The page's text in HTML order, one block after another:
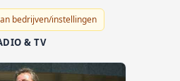
bedrijven/instellingen
& TV